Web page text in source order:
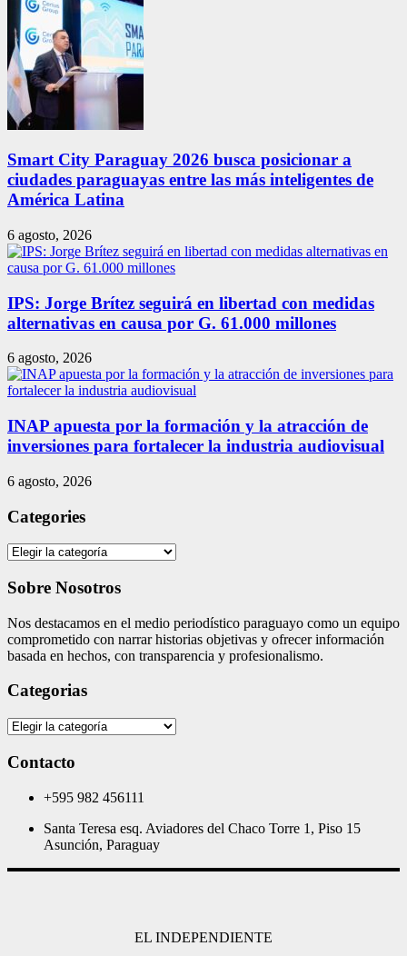
Smart City Paraguay 2026 busca posicionar a
ciudades paraguayas entre las más inteligentes de
América Latina
6 agosto, 2026
IPS: Jorge Brítez seguirá en libertad con medidas
alternativas en causa por G. 61.000 millones
6 agosto, 2026
INAP apuesta por la formación y la atracción de
inversiones para fortalecer la industria audiovisual
6 agosto, 2026
Categories
Categories
Sobre Nosotros
Nos destacamos en el medio periodístico paraguayo como un equipo
comprometido con narrar historias objetivas y ofrecer información
basada en hechos, con transparencia y profesionalismo.
Categorias
Categorias
Contacto
+595 982 456111
Santa Teresa esq. Aviadores del Chaco Torre 1, Piso 15
Asunción, Paraguay
EL INDEPENDIENTE